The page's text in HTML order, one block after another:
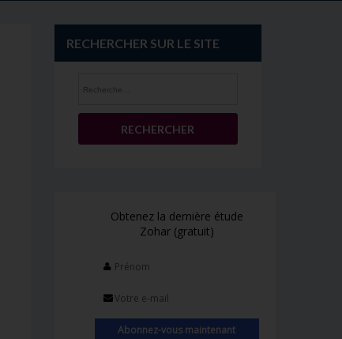
RECHERCHER SUR LE SITE
Obtenez la dernière étude
Zohar (gratuit)